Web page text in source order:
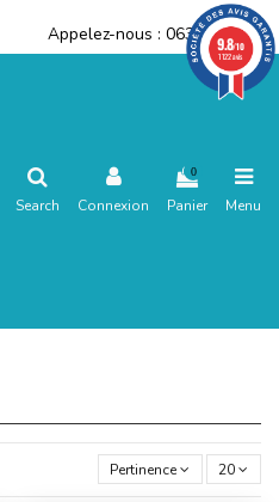
Appelez-nous : 0636792288
Search Connexion
0
Panier Menu
Pertinence 20
9.8/10
1122 avis